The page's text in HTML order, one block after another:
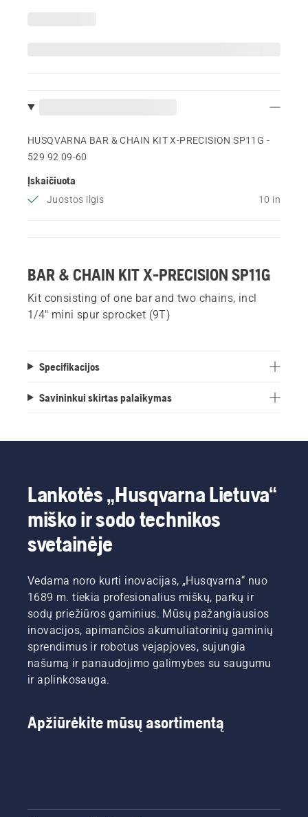
HUSQVARNA BAR & CHAIN KIT X-PRECISION SP11G -
529 92 09‑60
Įskaičiuota
Juostos ilgis 10 in
BAR & CHAIN KIT X-PRECISION SP11G
Kit consisting of one bar and two chains, incl
1/4" mini spur sprocket (9T)
Specifikacijos
Savininkui skirtas palaikymas
Lankotės „Husqvarna Lietuva“
miško ir sodo technikos
svetainėje
Vedama noro kurti inovacijas, „Husqvarna“ nuo
1689 m. tiekia profesionalius miškų, parkų ir
sodų priežiūros gaminius. Mūsų pažangiausios
inovacijos, apimančios akumuliatorinių gaminių
sprendimus ir robotus vejapjoves, sujungia
našumą ir panaudojimo galimybes su saugumu
ir aplinkosauga.
Apžiūrėkite mūsų asortimentą